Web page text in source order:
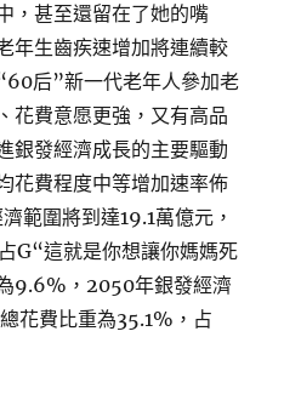
，甚至還留在了她的嘴
年生齒疾速增加將連續較
后”新一代老年人參加老
花費意愿更強，又有高品
銀發經濟成長的主要驅動
花費程度中等增加速率佈
範圍將到達19.1萬億元，
G“這就是你想讓你媽媽死
9.6%，2050年銀發經濟
花費比重為35.1%，占